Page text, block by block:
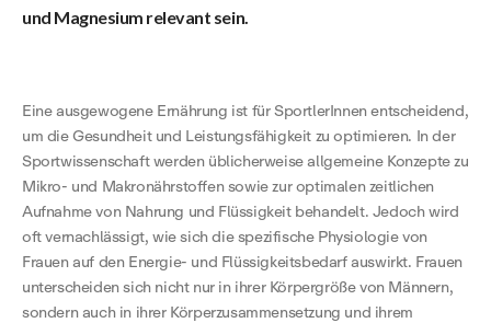
und Magnesium relevant sein.
Eine ausgewogene Ernährung ist für SportlerInnen entscheidend,
um die Gesundheit und Leistungsfähigkeit zu optimieren. In der
Sportwissenschaft werden üblicherweise allgemeine Konzepte zu
Mikro- und Makronährstoffen sowie zur optimalen zeitlichen
Aufnahme von Nahrung und Flüssigkeit behandelt. Jedoch wird
oft vernachlässigt, wie sich die spezifische Physiologie von
Frauen auf den Energie- und Flüssigkeitsbedarf auswirkt. Frauen
unterscheiden sich nicht nur in ihrer Körpergröße von Männern,
sondern auch in ihrer Körperzusammensetzung und ihrem